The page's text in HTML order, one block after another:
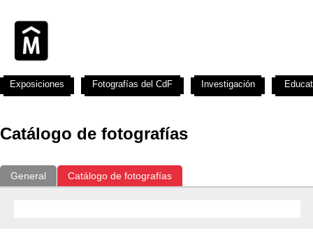
Catálogo de fotografías
General Catálogo de fotografías
Exposiciones Fotografías del CdF Investigación